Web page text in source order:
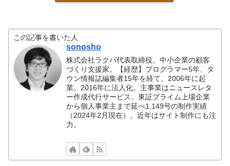
この記事を書いた人
sonosho
株式会社ラクパ代表取締役。中小企業の顧客
づくり支援家。【経歴】プログラマー5年、タ
ウン情報誌編集者15年を経て、2006年に起
業。2016年に法人化。主事業はニュースレタ
ー作成代行サービス。東証プライム上場企業
から個人事業主まで延べ1,149号の制作実績
（2024年2月現在）。近年はサイト制作にも注
力。